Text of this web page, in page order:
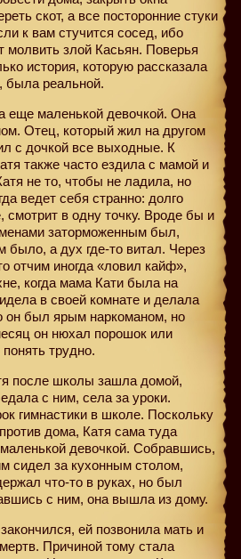
скот, а все посторонние стуки
к вам стучится сосед, ибо
молвить злой Касьян. Поверья
история, которую рассказала
реальной.
еще маленькой девочкой. Она
Отец, который жил на другом
с дочкой все выходные. К
также часто ездила с мамой и
не то, чтобы не ладила, но
ведет себя странно: долго
смотрит в одну точку. Вроде бы и
заторможенным был,
было, а дух где-то витал. Через
отчим иногда «ловил кайф»,
когда мама Кати была на
в своей комнате и делала
он был ярым наркоманом, но
он нюхал порошок или
трудно.
после школы зашла домой,
с ним, села за уроки.
гимнастики в школе. Поскольку
дома, Катя сама туда
девочкой. Собравшись,
сидел за кухонным столом,
что-то в руках, но был
с ним, она вышла из дому.
ей позвонила мать и
Причиной тому стала